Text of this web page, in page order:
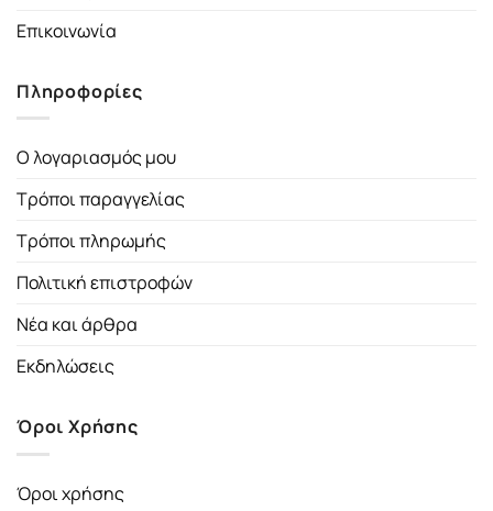
Επικοινωνία
Πληροφορίες
Ο λογαριασμός μου
Τρόποι παραγγελίας
Τρόποι πληρωμής
Πολιτική επιστροφών
Νέα και άρθρα
Εκδηλώσεις
Όροι Χρήσης
Όροι χρήσης